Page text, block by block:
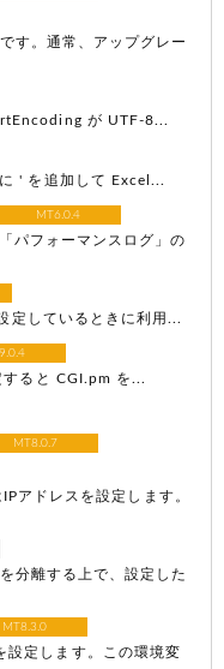
す。通常、アップグレー
が UTF-8...
' を追加して Excel...
MT6.0.4
パフォーマンスログ」の
しているときに利用...
ると CGI.pm を...
MT8.0.7
アドレスを設定します。
分離する上で、設定した
MT8.3.0
定します。この環境変